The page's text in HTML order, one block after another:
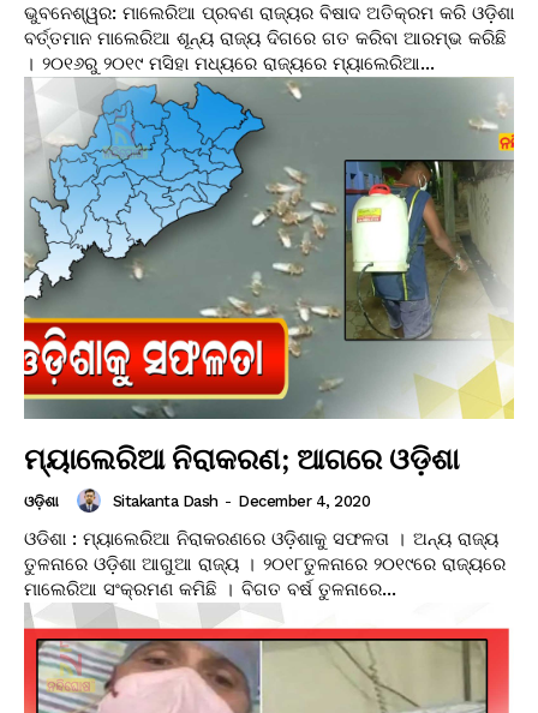
ଭୁବନେଶ୍ୱର: ମାଲେରିଆ ପ୍ରବଣ ରାଜ୍ୟର ବିଷାଦ ଅତିକ୍ରମ କରି ଓଡ଼ିଶା
ବର୍ତ୍ତମାନ ମାଲେରିଆ ଶୂନ୍ୟ ରାଜ୍ୟ ଦିଗରେ ଗତ କରିବା ଆରମ୍ଭ କରିଛି
। ୨୦୧୬ରୁ ୨୦୧୯ ମସିହା ମଧ୍ୟରେ ରାଜ୍ୟରେ ମ୍ୟାଲେରିଆ...
ମ୍ୟାଲେରିଆ ନିରାକରଣ; ଆଗରେ ଓଡ଼ିଶା
ଓଡ଼ିଶା Sitakanta Dash - December 4, 2020
ଓଡିଶା : ମ୍ୟାଲେରିଆ ନିରାକରଣରେ ଓଡ଼ିଶାକୁ ସଫଳତା । ଅନ୍ୟ ରାଜ୍ୟ
ତୁଳନାରେ ଓଡ଼ିଶା ଆଗୁଆ ରାଜ୍ୟ । ୨୦୧୮ତୁଳନାରେ ୨୦୧୯ରେ ରାଜ୍ୟରେ
ମାଲେରିଆ ସଂକ୍ରମଣ କମିଛି । ବିଗତ ବର୍ଷ ତୁଳନାରେ...